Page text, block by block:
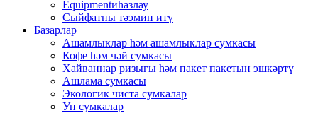
Equipmentиһазлау
Сыйфатны тәэмин итү
Базарлар
Ашамлыклар һәм ашамлыклар сумкасы
Кофе һәм чәй сумкасы
Хайваннар ризыгы һәм пакет пакетын эшкәртү
Ашлама сумкасы
Экологик чиста сумкалар
Ун сумкалар